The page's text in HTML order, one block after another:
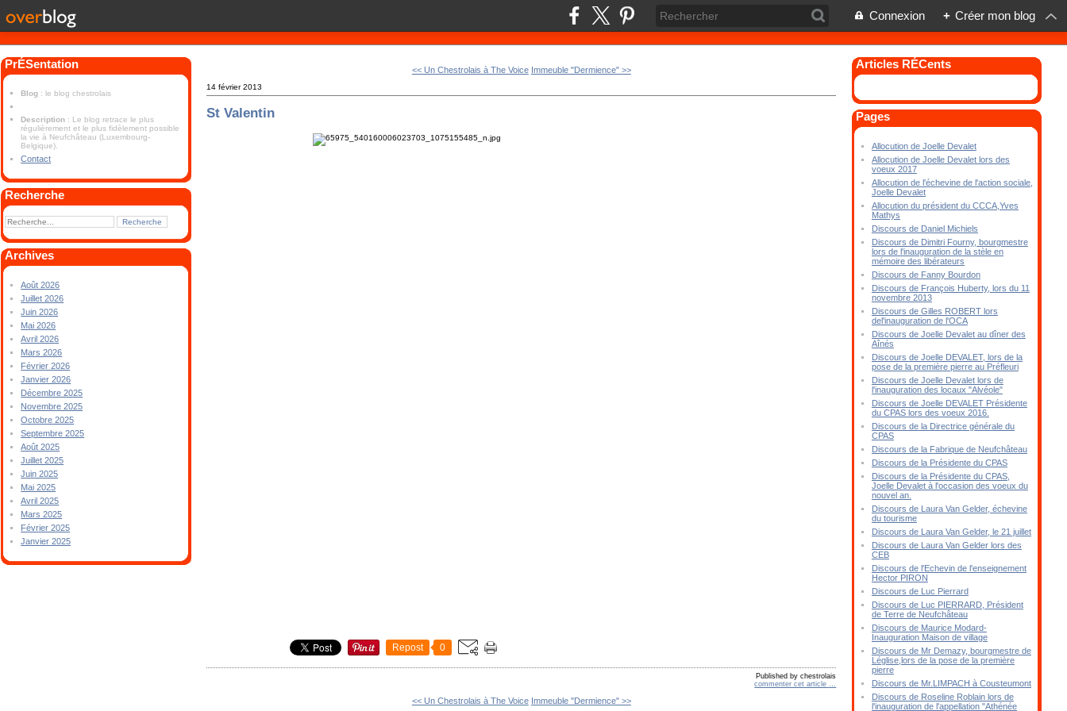
Connexion + Créer mon blog
PrÉSentation
Blog : le blog chestrolais
Description : Le blog retrace le plus
régulièrement et le plus fidèlement possible
la vie à Neufchâteau (Luxembourg-
Belgique).
Contact
Recherche
Archives
Août 2026
Juillet 2026
Juin 2026
Mai 2026
Avril 2026
Mars 2026
Février 2026
Janvier 2026
Décembre 2025
Novembre 2025
Octobre 2025
Septembre 2025
Août 2025
Juillet 2025
Juin 2025
Mai 2025
Avril 2025
Mars 2025
Février 2025
Janvier 2025
<< Un Chestrolais à The Voice Immeuble "Dermience" >>
14 février 2013
St Valentin
Repost 0
Published by chestrolais
commenter cet article
<< Un Chestrolais à The Voice Immeuble "Dermience" >>
Articles RÉCents
Pages
Allocution de Joelle Devalet
Allocution de Joelle Devalet lors des
voeux 2017
Allocution de l'échevine de l'action sociale,
Joelle Devalet
Allocution du président du CCCA,Yves
Mathys
Discours de Daniel Michiels
Discours de Dimitri Fourny, bourgmestre
lors de l'inauguration de la stèle en
mémoire des libérateurs
Discours de Fanny Bourdon
Discours de François Huberty, lors du 11
novembre 2013
Discours de Gilles ROBERT lors
del'inauguration de l'OCA
Discours de Joelle Devalet au dîner des
Aînés
Discours de Joelle DEVALET, lors de la
pose de la première pierre au Préfleuri
Discours de Joelle Devalet lors de
l'inauguration des locaux "Alvéole"
Discours de Joelle DEVALET Présidente
du CPAS lors des voeux 2016.
Discours de la Directrice générale du
CPAS
Discours de la Fabrique de Neufchâteau
Discours de la Présidente du CPAS
Discours de la Présidente du CPAS,
Joelle Devalet à l'occasion des voeux du
nouvel an.
Discours de Laura Van Gelder, échevine
du tourisme
Discours de Laura Van Gelder, le 21 juillet
Discours de Laura Van Gelder lors des
CEB
Discours de l'Echevin de l'enseignement
Hector PIRON
Discours de Luc Pierrard
Discours de Luc PIERRARD, Président
de Terre de Neufchâteau
Discours de Maurice Modard-
Inauguration Maison de village
Discours de Mr Demazy, bourgmestre de
Léglise,lors de la pose de la première
pierre
Discours de Mr.LIMPACH à Cousteumont
Discours de Roseline Roblain lors de
l'inauguration de l'appellation "Athénée